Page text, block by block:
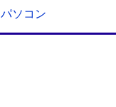
パソコン